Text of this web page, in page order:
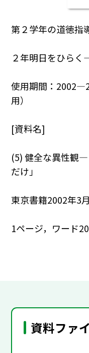
第２学年の道徳指
２年明日をひら
使用期間：
用）
[資料名]
(5) 健全な異性観
だけ」
東京書籍2002年3
1ページ，ワード
資料ファ